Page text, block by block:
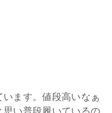
ます。値段高いなぁ
思い普段履いているの